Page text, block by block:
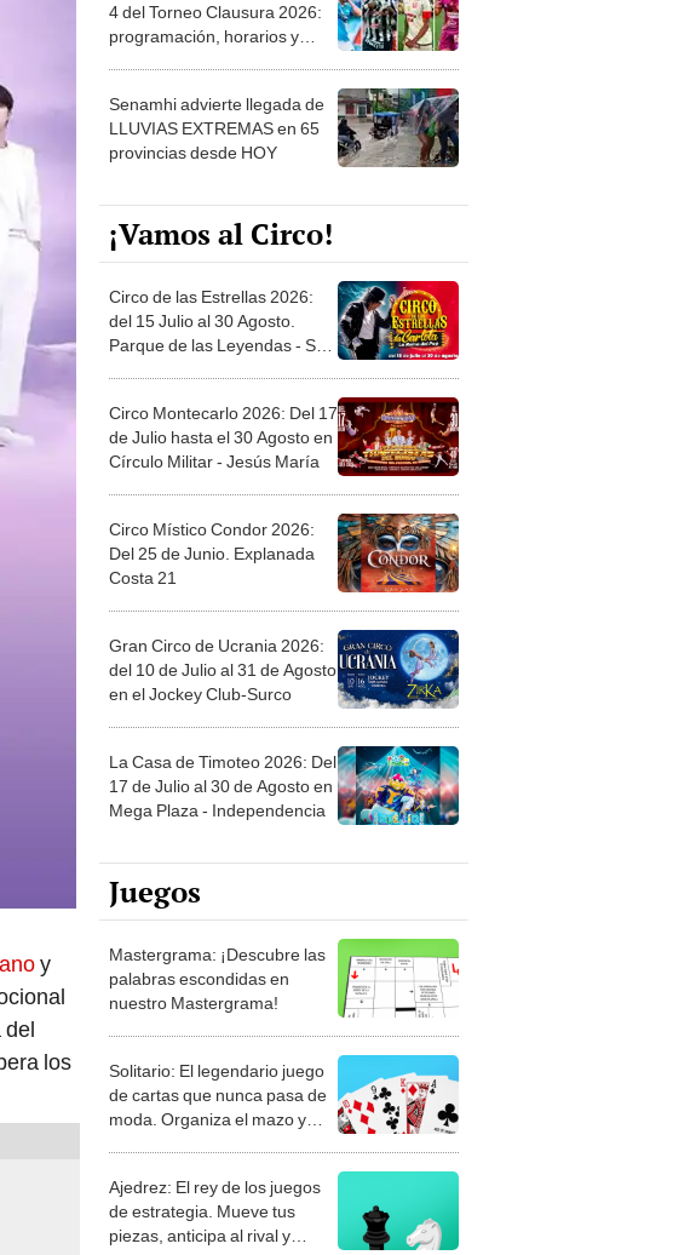
y
del
los
4 del Torneo Clausura 2026:
programación, horarios y
Senamhi advierte llegada de
LLUVIAS EXTREMAS en 65
provincias desde HOY
¡Vamos al Circo!
Circo de las Estrellas 2026:
del 15 Julio al 30 Agosto.
Parque de las Leyendas - San
Circo Montecarlo 2026: Del 17
de Julio hasta el 30 Agosto en
Círculo Militar - Jesús María
Circo Místico Condor 2026:
Del 25 de Junio. Explanada
Costa 21
Gran Circo de Ucrania 2026:
del 10 de Julio al 31 de Agosto
en el Jockey Club-Surco
La Casa de Timoteo 2026: Del
17 de Julio al 30 de Agosto en
Mega Plaza - Independencia
Juegos
Mastergrama: ¡Descubre las
palabras escondidas en
nuestro Mastergrama!
Solitario: El legendario juego
de cartas que nunca pasa de
moda. Organiza el mazo y
Ajedrez: El rey de los juegos
de estrategia. Mueve tus
piezas, anticipa al rival y